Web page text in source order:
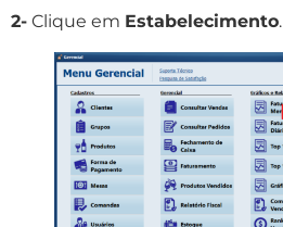
2- Clique em Estabelecimento.